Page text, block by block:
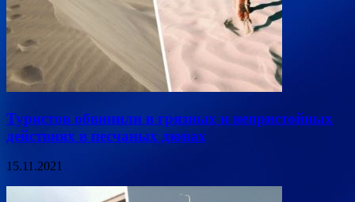
Туристов обвинили в грязных и непристойных
действиях в песчаных дюнах
15.11.2021